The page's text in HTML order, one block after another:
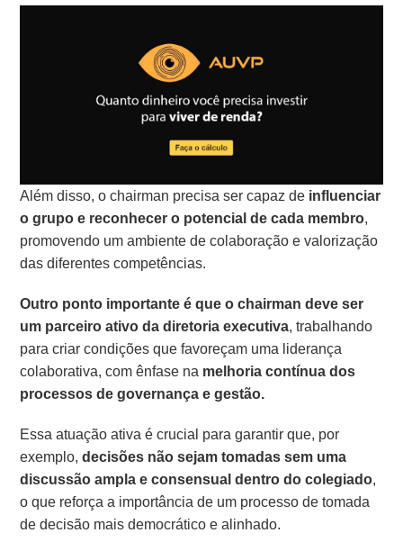
Além disso, o chairman precisa ser capaz de influenciar
o grupo e reconhecer o potencial de cada membro,
promovendo um ambiente de colaboração e valorização
das diferentes competências.
Outro ponto importante é que o chairman deve ser
um parceiro ativo da diretoria executiva, trabalhando
para criar condições que favoreçam uma liderança
colaborativa, com ênfase na melhoria contínua dos
processos de governança e gestão.
Essa atuação ativa é crucial para garantir que, por
exemplo,decisões não sejam tomadas sem uma
discussão ampla e consensual dentro do colegiado,
o que reforça a importância de um processo de tomada
de decisão mais democrático e alinhado.